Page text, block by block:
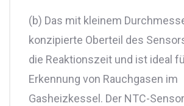
(b) Das mit kleinem
konzipierte Oberteil des
die Reaktionszeit und ist ideal
Erkennung von Rauchgasen im
Gasheizkessel. Der NTC-